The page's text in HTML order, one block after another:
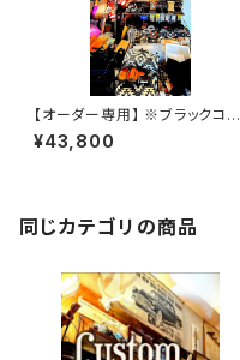
【オーダー専用】 ※ブラックコー
ドバンカスタムSSW
¥43,800
同じカテゴリの商品